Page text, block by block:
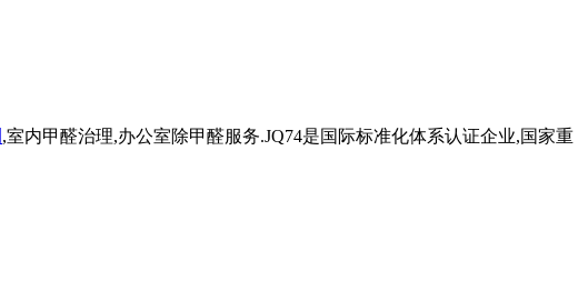
,室内甲醛治理,办公室除甲醛服务.JQ74是国际标准化体系认证企业,国家重